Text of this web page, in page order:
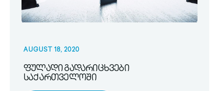
AUGUST 18, 2020
ფულადი გადარიცხვები
საქართველოში